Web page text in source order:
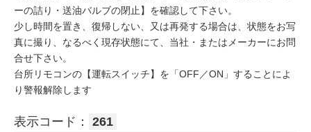
ーの詰り・送油バルブの閉止】を確認して下さい。
少し時間を置き、復帰しない、又は再発する場合は、状態をお写
真に撮り、なるべく現存状態にて、当社・またはメーカーにお問
合せ下さい。
台所リモコンの【運転スイッチ】を「OFF／ON」することによ
り警報解除します
表示コード： 261